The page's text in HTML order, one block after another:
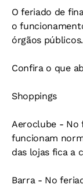
O feriado de
o
órgãos públicos.
Confira o que
Shoppings
Aeroclube - No
funcionam
das lojas fica a
Barra - No